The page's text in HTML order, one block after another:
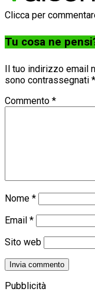
Clicca per
Tu cosa ne
Il tuo indirizzo email
sono contrassegnati *
Commento *
Nome *
Email *
Sito web
Pubblicità